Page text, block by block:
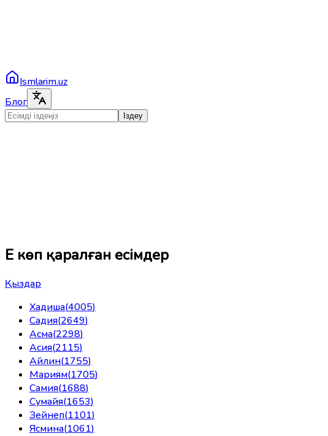
Ismlarim.uz
Блог
Іздеу
Ең көп қаралған есімдер
Қыздар
Хадиша(4005)
Садия(2649)
Асма(2298)
Асия(2115)
Айлин(1755)
Мариям(1705)
Самия(1688)
Сумайя(1653)
Зейнеп(1101)
Ясмина(1061)